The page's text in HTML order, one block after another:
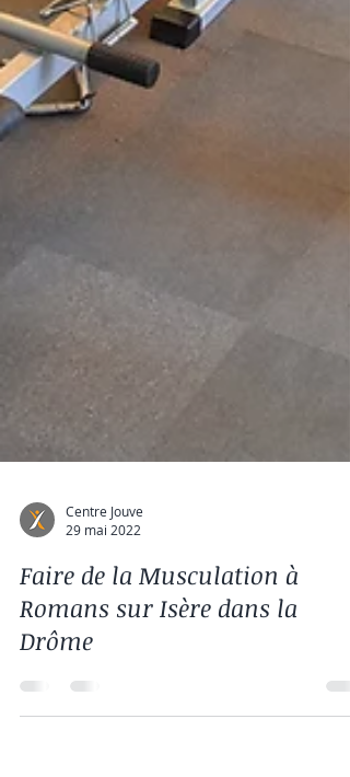
Centre Jouve
29 mai 2022
Faire de la Musculation à
Romans sur Isère dans la
Drôme